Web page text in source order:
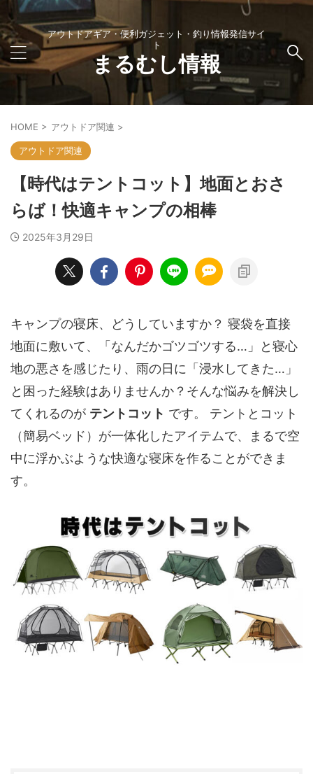
アウトドアギア・便利ガジェット・釣り情報発信サイ
ト
まるむし情報
HOME > アウトドア関連 >
アウトドア関連
【時代はテントコット】地面とおさ
らば！快適キャンプの相棒
2025年3月29日
キャンプの寝床、どうしていますか？ 寝袋を直接
地面に敷いて、「なんだかゴツゴツする…」と寝心
地の悪さを感じたり、雨の日に「浸水してきた…」
と困った経験はありませんか？そんな悩みを解決し
てくれるのが テントコット です。 テントとコット
（簡易ベッド）が一体化したアイテムで、まるで空
中に浮かぶような快適な寝床を作ることができま
す。